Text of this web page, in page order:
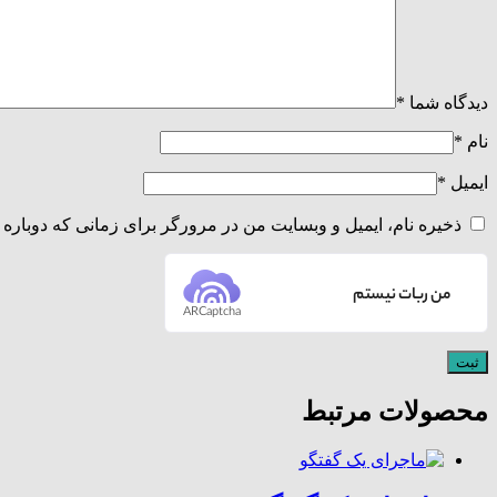
دیدگاه شما *
نام *
ایمیل *
ذخیره نام، ایمیل و وبسایت من در مرورگر برای زمانی که
من ربات نیستم
ARCaptcha
محصولات مرتبط